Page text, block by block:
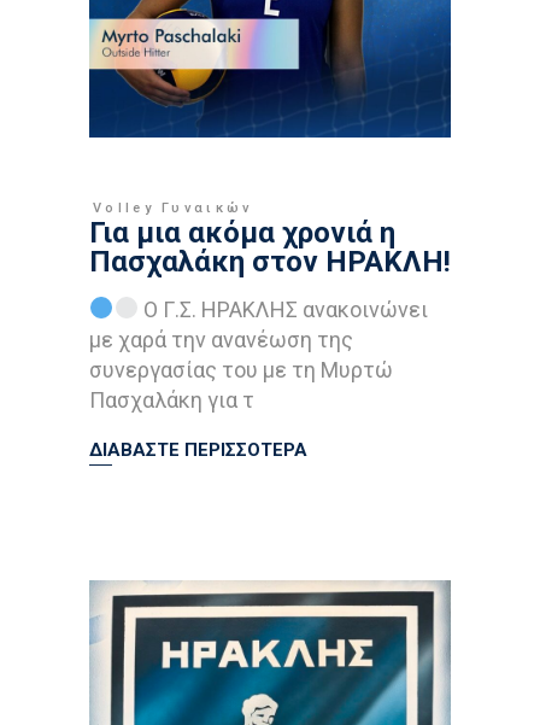
Volley Γυναικών
Για μια ακόμα χρονιά η
Πασχαλάκη στον ΗΡΑΚΛΗ!
Ο Γ.Σ. ΗΡΑΚΛΗΣ ανακοινώνει
με χαρά την ανανέωση της
συνεργασίας του με τη Μυρτώ
Πασχαλάκη για τ
ΔΙΑΒΑΣΤΕ ΠΕΡΙΣΣΟΤΕΡΑ